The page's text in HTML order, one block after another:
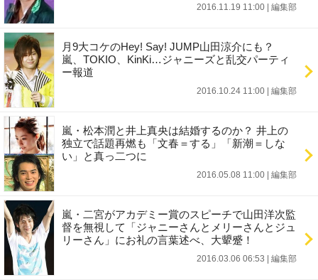
2016.11.19 11:00 編集部
月9大コケのHey! Say! JUMP山田涼介にも？
嵐、TOKIO、KinKi…ジャニーズと乱交パーティ
ー報道
2016.10.24 11:00 編集部
嵐・松本潤と井上真央は結婚するのか？ 井上の
独立で話題再燃も「文春＝する」「新潮＝しな
い」と真っ二つに
2016.05.08 11:00 編集部
嵐・二宮がアカデミー賞のスピーチで山田洋次監
督を無視して「ジャニーさんとメリーさんとジュ
リーさん」にお礼の言葉述べ、大顰蹙！
2016.03.06 06:53 編集部